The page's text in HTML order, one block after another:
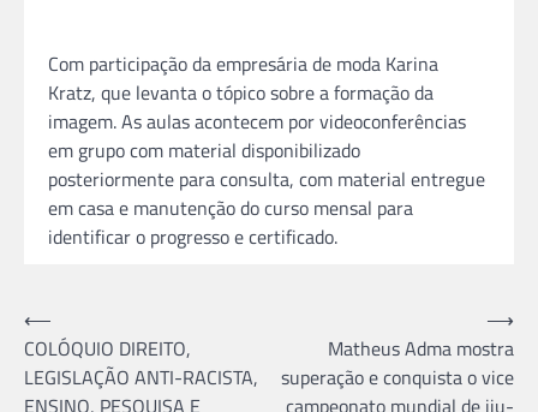
Com participaçãoda empresária de moda Karina
Kratz, que levantaotópico sobre a formaçãoda
imagem. As aulas acontecem por videoconferências
em grupo com material disponibilizado
posteriormente para consulta, com material entregue
em casa e manutençãodo curso mensal para
identificaro progresso e certificado.
Navegação
de
Post
⟵
COLÓQUIO DIREITO,
LEGISLAÇÃO ANTI-RACISTA,
ENSINO, PESQUISA E
Matheus Adma mostra
superação e conquista o vice
campeonato mundial de jiu-
⟶